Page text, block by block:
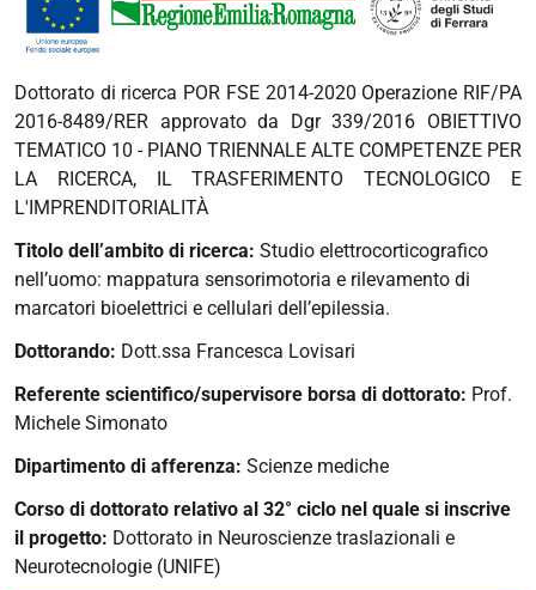
Dottorato di ricerca POR FSE 2014-2020 Operazione RIF/PA
2016-8489/RER approvato da Dgr 339/2016 OBIETTIVO
TEMATICO 10 - PIANO TRIENNALE ALTE COMPETENZE PER
LA RICERCA, IL TRASFERIMENTO TECNOLOGICO E
L'IMPRENDITORIALITÀ
Titolo dell’ambito di ricerca: Studio elettrocorticografico
nell’uomo: mappatura sensorimotoria e rilevamento di
marcatori bioelettrici e cellulari dell’epilessia.
Dottorando: Dott.ssa Francesca Lovisari
Referente scientifico/supervisore borsa di dottorato: Prof.
Michele Simonato
Dipartimento di afferenza: Scienze mediche
Corso di dottorato relativo al 32° ciclo nel quale si inscrive
il progetto: Dottorato in Neuroscienze traslazionali e
Neurotecnologie (UNIFE)